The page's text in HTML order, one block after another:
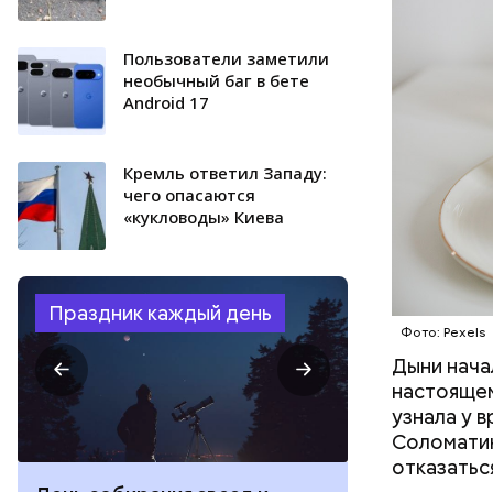
Пользователи заметили
необычный баг в бете
Android 17
Кремль ответил Западу:
чего опасаются
«кукловоды» Киева
Праздник каждый день
Фото: Pexels
Дыни
узнала у